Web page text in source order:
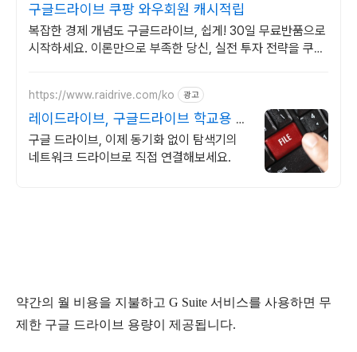
구글드라이브 쿠팡 와우회원 캐시적립
복잡한 경제 개념도 구글드라이브, 쉽게! 30일 무료반품으로
시작하세요. 이론만으로 부족한 당신, 실전 투자 전략을 쿠팡
https://www.raidrive.com/ko 광고
레이드라이브, 구글드라이브 학교용 무
료제공
구글 드라이브, 이제 동기화 없이 탐색기의
네트워크 드라이브로 직접 연결해보세요.
약간의 월 비용을 지불하고 G Suite 서비스를 사용하면 무
제한 구글 드라이브 용량이 제공됩니다.